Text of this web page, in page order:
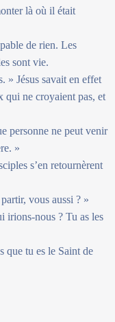
là où il était
de rien. Les
sont vie.
» Jésus savait en effet
qui ne croyaient pas, et
personne ne peut venir
»
s’en retournèrent
vous aussi ? »
irions-nous ? Tu as les
que tu es le Saint de